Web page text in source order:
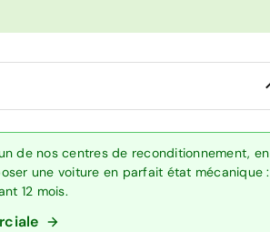
de nos centres de reconditionnement, en
une voiture en parfait état mécanique :
12 mois.